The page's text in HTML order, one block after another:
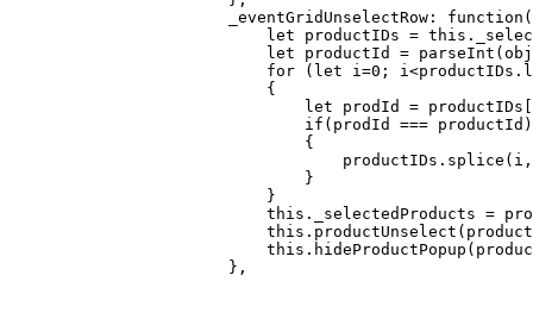
_eventGridUnselectRow:
let productIDs =
let productId =
for (let i=0;
{
let prodId =
if(prodId === productId)
{
productIDs.splice(i,
}
}
this._selectedProducts =
},